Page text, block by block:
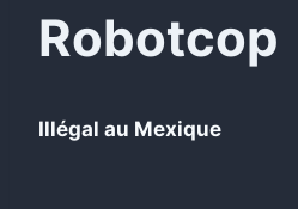
Robotcop
Illégal au Mexique